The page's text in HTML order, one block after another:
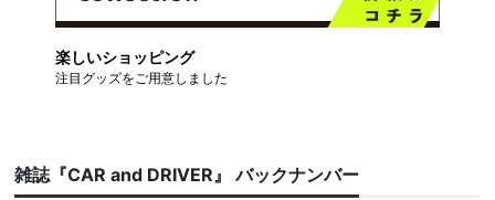
楽しいショッピング
注目グッズをご用意しました
雑誌『CAR and DRIVER』 バックナンバー